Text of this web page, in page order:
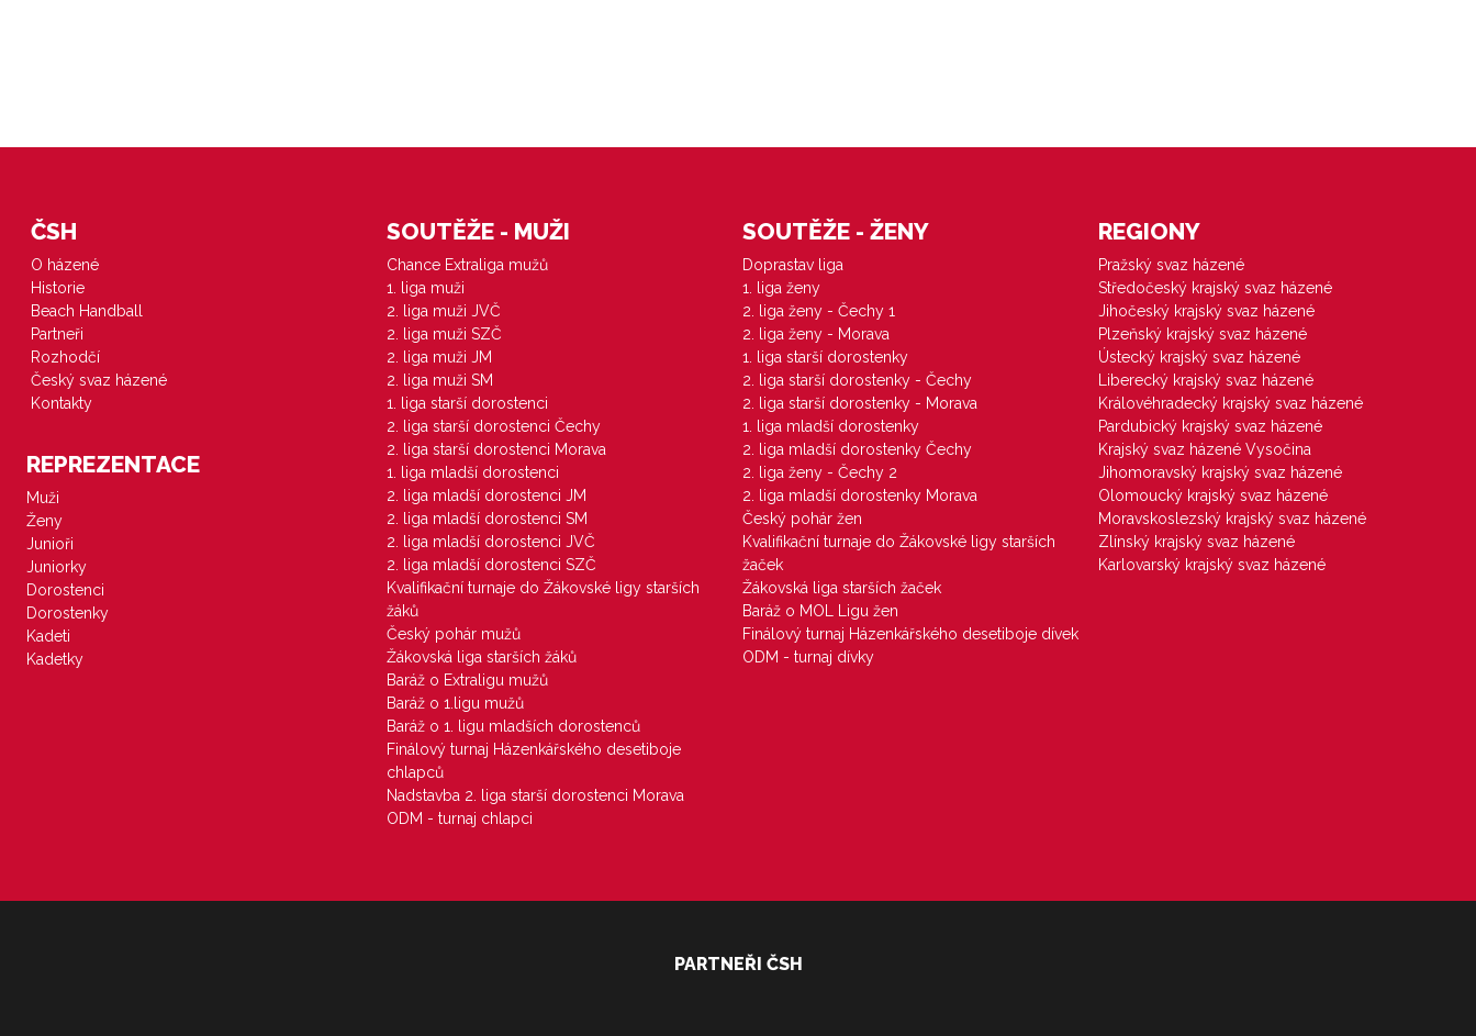
ČSH
O házené
Historie
Beach Handball
Partneři
Rozhodčí
Český svaz házené
Kontakty
REPREZENTACE
Muži
Ženy
Junioři
Juniorky
Dorostenci
Dorostenky
Kadeti
Kadetky
SOUTĚŽE - MUŽI
Chance Extraliga mužů
1. liga muži
2. liga muži JVČ
2. liga muži SZČ
2. liga muži JM
2. liga muži SM
1. liga starší dorostenci
2. liga starší dorostenci Čechy
2. liga starší dorostenci Morava
1. liga mladší dorostenci
2. liga mladší dorostenci JM
2. liga mladší dorostenci SM
2. liga mladší dorostenci JVČ
2. liga mladší dorostenci SZČ
Kvalifikační turnaje do Žákovské ligy starších
žáků
Český pohár mužů
Žákovská liga starších žáků
Baráž o Extraligu mužů
Baráž o 1.ligu mužů
Baráž o 1. ligu mladších dorostenců
Finálový turnaj Házenkářského desetiboje
chlapců
Nadstavba 2. liga starší dorostenci Morava
ODM - turnaj chlapci
SOUTĚŽE - ŽENY
Doprastav liga
1. liga ženy
2. liga ženy - Čechy 1
2. liga ženy - Morava
1. liga starší dorostenky
2. liga starší dorostenky - Čechy
2. liga starší dorostenky - Morava
1. liga mladší dorostenky
2. liga mladší dorostenky Čechy
2. liga ženy - Čechy 2
2. liga mladší dorostenky Morava
Český pohár žen
Kvalifikační turnaje do Žákovské ligy starších
žaček
Žákovská liga starších žaček
Baráž o MOL Ligu žen
Finálový turnaj Házenkářského desetiboje dívek
ODM - turnaj dívky
REGIONY
Pražský svaz házené
Středočeský krajský svaz házené
Jihočeský krajský svaz házené
Plzeňský krajský svaz házené
Ústecký krajský svaz házené
Liberecký krajský svaz házené
Královéhradecký krajský svaz házené
Pardubický krajský svaz házené
Krajský svaz házené Vysočina
Jihomoravský krajský svaz házené
Olomoucký krajský svaz házené
Moravskoslezský krajský svaz házené
Zlínský krajský svaz házené
Karlovarský krajský svaz házené
PARTNEŘI ČSH